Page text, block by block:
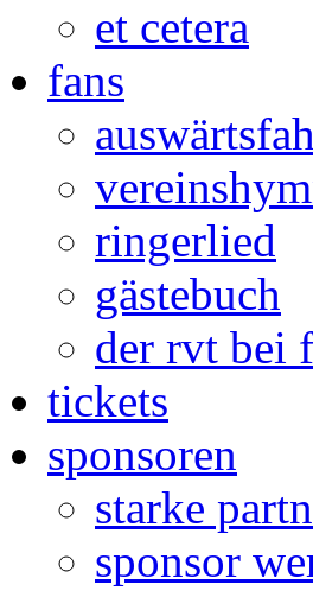
et cetera
fans
ringerlied
gästebuch
der rvt bei
tickets
sponsoren
starke
sponsor